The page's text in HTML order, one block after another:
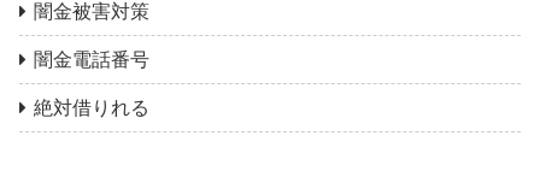
闇金被害対策
闇金電話番号
絶対借りれる